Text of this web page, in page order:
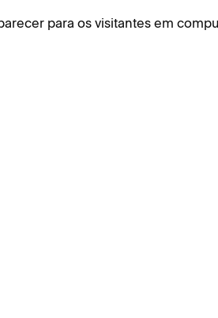
para os visitantes em